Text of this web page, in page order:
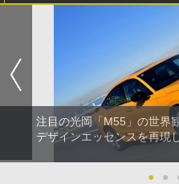
注目の光岡「M55」の世界
デザインエッセンスを再現
● ●